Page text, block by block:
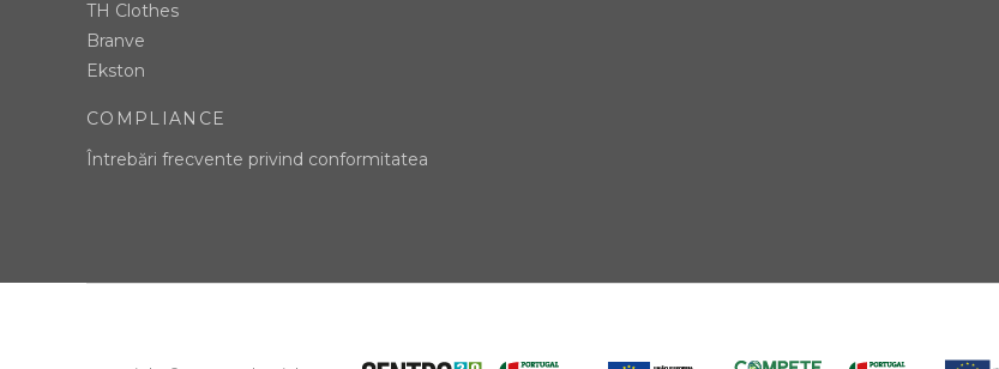
TH Clothes
Branve
Ekston
COMPLIANCE
Întrebări frecvente privind conformitatea